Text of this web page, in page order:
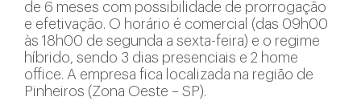
de 6 meses com possibilidade de prorrogação
e efetivação. O horário é comercial (das 09h00
às 18h00 de segunda a sexta-feira) e o regime
híbrido, sendo 3 dias presenciais e 2 home
office. A empresa fica localizada na região de
Pinheiros (Zona Oeste – SP).